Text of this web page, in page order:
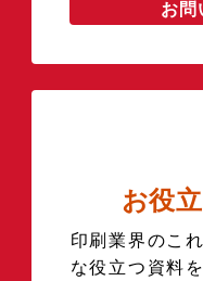
お問
お役
印刷業界のこ
な役立つ資料